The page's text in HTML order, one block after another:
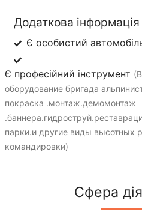
Додаткова інформація
Є особистий
Є професійний інструмент
оборудование бригада
покраска .монтаж.демомонтаж
парки.и другие виды высотных
командировки)
Сфера